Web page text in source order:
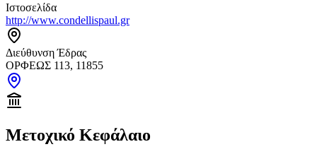
Ιστοσελίδα
http://www.condellispaul.gr
Διεύθυνση Έδρας
ΟΡΦΕΩΣ 113, 11855
Μετοχικό Κεφάλαιο